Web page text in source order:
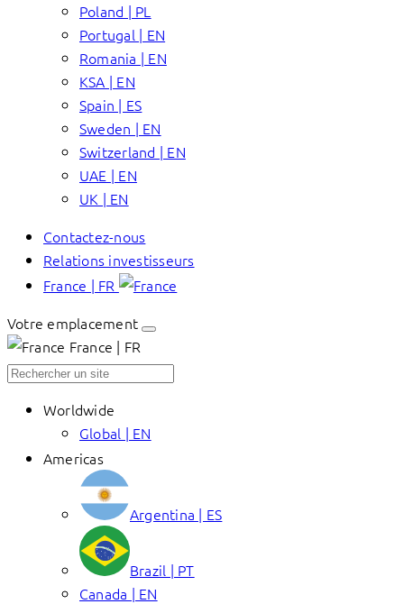
Poland | PL
Portugal | EN
Romania | EN
KSA | EN
Spain | ES
Sweden | EN
Switzerland | EN
UAE | EN
UK | EN
Contactez-nous
Relations investisseurs
France | FR
Votre emplacement
France | FR
Worldwide
Global | EN
Americas
Argentina | ES
Brazil | PT
Canada | EN